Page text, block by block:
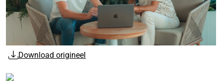
Download origineel